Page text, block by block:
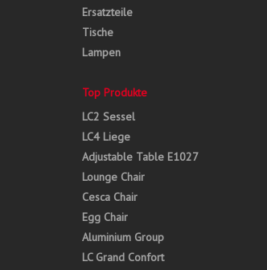
Ersatzteile
Tische
Lampen
Top Produkte
LC2 Sessel
LC4 Liege
Adjustable Table E1027
Lounge Chair
Cesca Chair
Egg Chair
Aluminium Group
LC Grand Confort